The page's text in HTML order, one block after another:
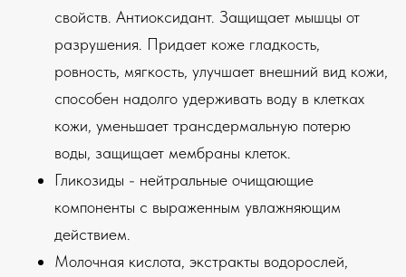
свойств. Антиоксидант. Защищает мышцы от
разрушения. Придает коже гладкость,
ровность, мягкость, улучшает внешний вид кожи,
способен надолго удерживать воду в клетках
кожи, уменьшает трансдермальную потерю
воды, защищает мембраны клеток.
Гликозиды - нейтральные очищающие
компоненты с выраженным увлажняющим
действием.
Молочная кислота, экстракты водорослей,